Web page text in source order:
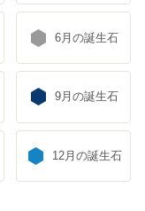
6月の誕生石
9月の誕生石
12月の誕生石